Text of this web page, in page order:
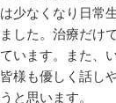
少なくなり日常
した。治療だけ
います。また、
様も優しく話し
と思います。